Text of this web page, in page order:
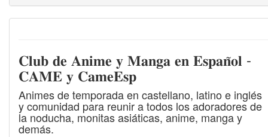
𝐂𝐥𝐮𝐛 𝐝𝐞 𝐀𝐧𝐢𝐦𝐞 𝐲 𝐌𝐚𝐧𝐠𝐚 𝐞𝐧 𝐄𝐬𝐩𝐚𝐧̃𝐨𝐥 -
𝐂𝐀𝐌𝐄 𝐲 𝐂𝐚𝐦𝐞𝐄𝐬𝐩
Animes de temporada en castellano, latino e inglés
y comunidad para reunir a todos los adoradores de
la noducha, monitas asiáticas, anime, manga y
demás.